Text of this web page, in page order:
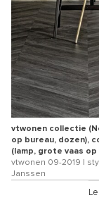
vtwonen collectie
op bureau, dozen),
(lamp, grote vaas
vtwonen 09-2019 |
Janssen